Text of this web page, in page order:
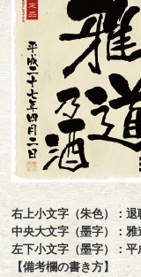
右上小文字（朱色）：退
中央大文字（墨字）：雅
左下小文字（墨字）：平
【備考欄の書き方】